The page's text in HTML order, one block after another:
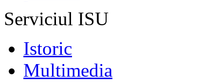
Serviciul ISU
Istoric
Multimedia